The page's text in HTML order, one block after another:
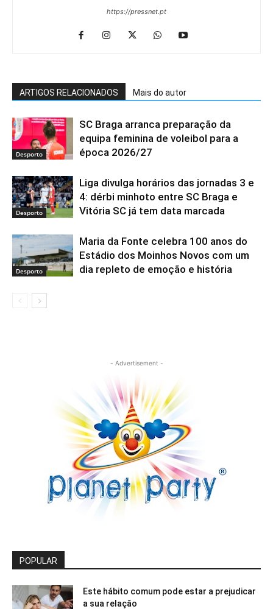
https://pressnet.pt
ARTIGOS RELACIONADOS Mais do autor
Desporto
SC Braga arranca preparação da
equipa feminina de voleibol para a
época 2026/27
Desporto
Liga divulga horários das jornadas 3 e
4: dérbi minhoto entre SC Braga e
Vitória SC já tem data marcada
Desporto
Maria da Fonte celebra 100 anos do
Estádio dos Moinhos Novos com um
dia repleto de emoção e história
- Advertisement -
POPULAR
Este hábito comum pode estar a prejudicar
a sua relação